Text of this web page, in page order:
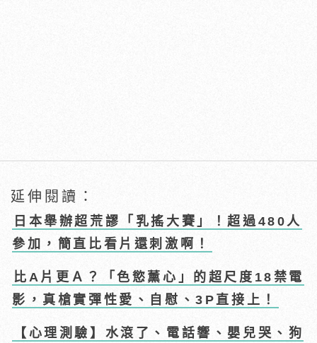
延伸閱讀：
日本舉辦超荒謬「乳搖大賽」！超過480人
參加，簡直比看片還刺激啊！
比A片更Ａ？「色慾薰心」的超尺度18禁電
影，真槍實彈性愛、自慰、3P直接上！
【心理測驗】水滾了、電話響、嬰兒哭、狗